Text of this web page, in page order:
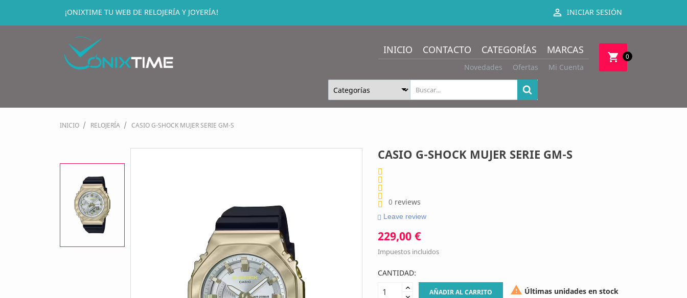
¡ONIXTIME TU WEB DE RELOJERÍA Y JOYERÍA!  INICIAR SESIÓN
shopping_cart 0
INICIO CONTACTO CATEGORÍAS MARCAS
Novedades Ofertas Mi Cuenta
INICIO RELOJERÍA CASIO G-SHOCK MUJER SERIE GM-S
CASIO G-SHOCK MUJER SERIE GM-S
0 reviews
Leave review
229,00 €
Impuestos incluidos
CANTIDAD:
AÑADIR AL CARRITO  Últimas unidades en stock